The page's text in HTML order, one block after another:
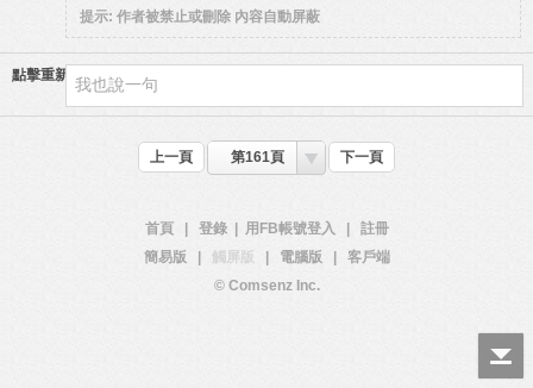
提示: 作者被禁止或刪除 內容自動屏蔽
點擊重新加載
上一頁 第161頁 下一頁
首頁 登錄 用FB帳號登入
註冊
簡易版
觸屏版 電腦版
客戶端
© Comsenz Inc.